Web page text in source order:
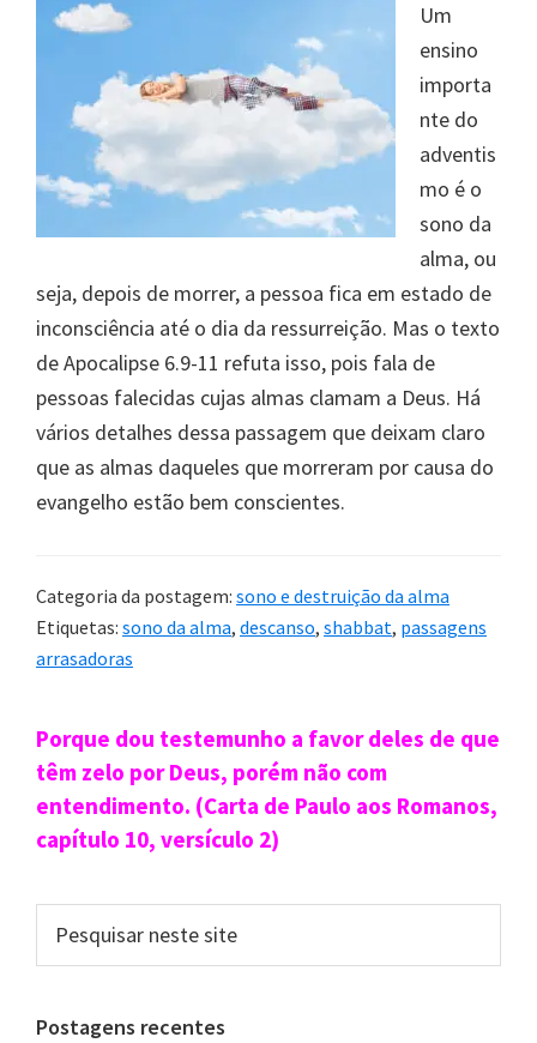
Um
ensino
importa
nte do
adventis
mo é o
sono da
alma, ou
seja, depois de morrer, a pessoa fica em estado de
inconsciência até o dia da ressurreição. Mas o texto
de Apocalipse 6.9-11 refuta isso, pois fala de
pessoas falecidas cujas almas clamam a Deus. Há
vários detalhes dessa passagem que deixam claro
que as almas daqueles que morreram por causa do
evangelho estão bem conscientes.
Categoria da postagem: sono e destruição da alma
Etiquetas: sono da alma, descanso, shabbat, passagens
arrasadoras
Sidebar
primária
Porque dou testemunho a favor deles de que
têm zelo por Deus, porém não com
entendimento. (Carta de Paulo aos Romanos,
capítulo 10, versículo 2)
neste
Postagens recentes